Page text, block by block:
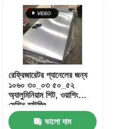
রেফ্রিজারেটর প্যানেলের জন্য
১০৬০ ৩০_০৩ ৫০_৫২
অ্যালুমিনিয়াম শিট, ওয়াশিং
মেশিন হাউজিং
ভালো দাম